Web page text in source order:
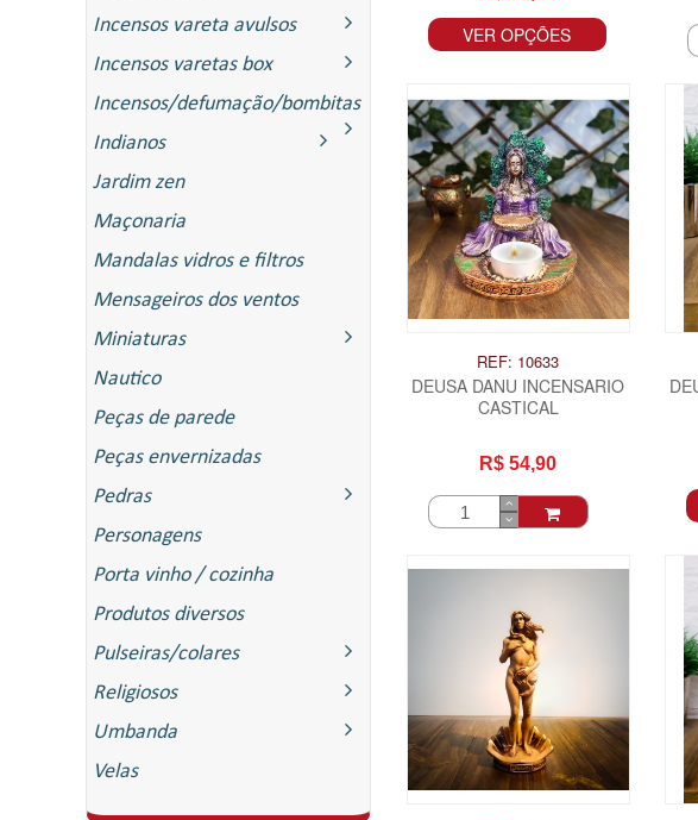
Incensos vareta avulsos
Incensos varetas box
Incensos/defumação/bombitas
Indianos
Jardim zen
Maçonaria
Mandalas vidros e filtros
Mensageiros dos ventos
Miniaturas
Nautico
Peças de parede
Peças envernizadas
Pedras
Personagens
Porta vinho / cozinha
Produtos diversos
Pulseiras/colares
Religiosos
Umbanda
Velas
VER OPÇÕES
REF: 10633
DEUSA DANU INCENSARIO
CASTICAL
R$ 54,90